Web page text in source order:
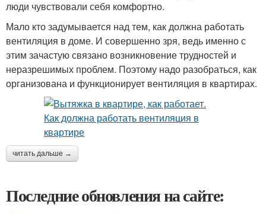
люди чувствовали себя комфортно.
Мало кто задумывается над тем, как должна работать
вентиляция в доме. И совершенно зря, ведь именно с
этим зачастую связано возникновение трудностей и
неразрешимых проблем. Поэтому надо разобраться, как
организована и функционирует вентиляция в квартирах.
читать дальше →
Последние обновления на сайте: